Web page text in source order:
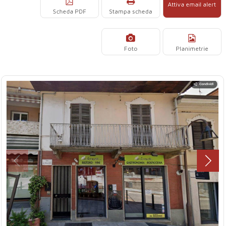
Attiva email alert
Stampa scheda
Scheda PDF
Planimetrie
Foto